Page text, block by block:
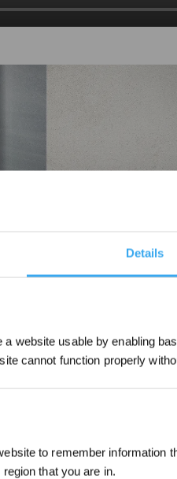
Details
website usable by enabling
cannot function properly
to remember information
that you are in.